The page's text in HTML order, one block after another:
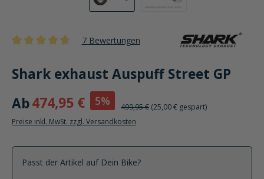
7 Bewertungen
Shark exhaust Auspuff Street GP
Ab474,95 € 5% 499,95 € (25,00 € gespart)
Preise inkl. MwSt. zzgl. Versandkosten
Passt der Artikel auf Dein Bike?